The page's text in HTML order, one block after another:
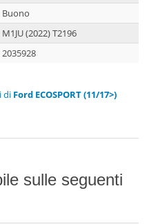
Buono
M1JU (2022) T2196
2035928
di Ford ECOSPORT (11/17>)
sulle seguenti